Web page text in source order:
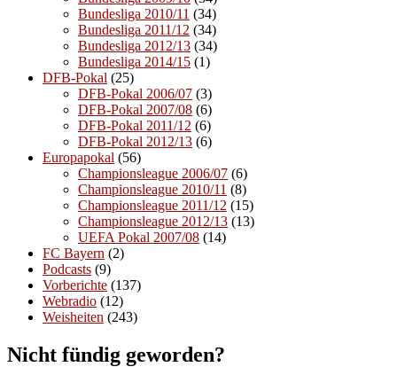
Bundesliga 2010/11 (34)
Bundesliga 2011/12 (34)
Bundesliga 2012/13 (34)
Bundesliga 2014/15 (1)
DFB-Pokal (25)
DFB-Pokal 2006/07 (3)
DFB-Pokal 2007/08 (6)
DFB-Pokal 2011/12 (6)
DFB-Pokal 2012/13 (6)
Europapokal (56)
Championsleague 2006/07 (6)
Championsleague 2010/11 (8)
Championsleague 2011/12 (15)
Championsleague 2012/13 (13)
UEFA Pokal 2007/08 (14)
FC Bayern (2)
Podcasts (9)
Vorberichte (137)
Webradio (12)
Weisheiten (243)
Nicht fündig geworden?